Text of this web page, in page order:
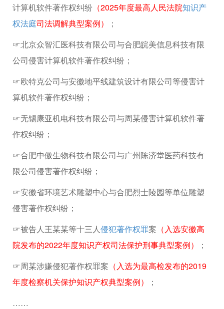
计算机软件著作权纠纷 （2025年度最高人民法院知识产
权法庭司法调解典型案例）
；
☞北京众智汇医科技有限公司与合肥皖美信息科技有限
公司侵害计算机软件著作权纠纷；
☞欧特克公司与安徽地平线建筑设计有限公司等侵害计
算机软件著作权纠纷；
☞无锡康亚机电科技有限公司与周某侵害计算机软件著
作权纠纷；
☞合肥中傲生物科技有限公司与广州陈济堂医药科技有
限公司侵害著作权纠纷；
☞安徽省环境艺术雕塑中心与合肥烈士陵园等单位雕塑
侵害著作权纠纷；
☞被告人王某某等十三人侵犯著作权罪案 （入选安徽高
院发布的2022年度知识产权司法保护刑事典型案例）
；
☞周某涉嫌侵犯著作权罪案 （入选为最高检发布的2019
年度检察机关保护知识产权典型案例）
；
……